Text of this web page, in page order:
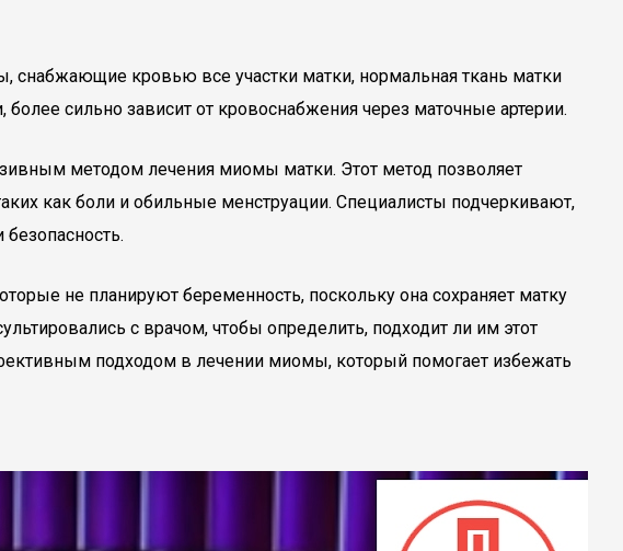
снабжающие кровью все участки матки, нормальная ткань матки
сильно зависит от кровоснабжения через маточные артерии.
методом лечения миомы матки. Этот метод позволяет
как боли и обильные менструации. Специалисты подчеркивают,
не планируют беременность, поскольку она сохраняет матку
с врачом, чтобы определить, подходит ли им этот
подходом в лечении миомы, который помогает избежать